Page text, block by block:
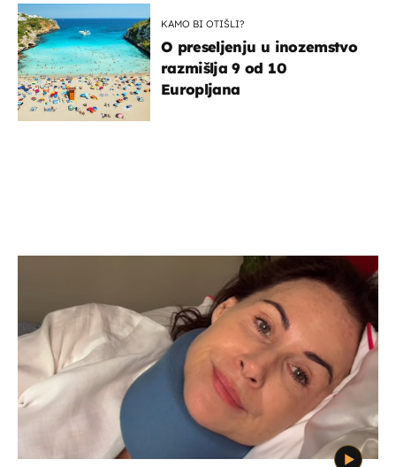
KAMO BI OTIŠLI?
O preseljenju u inozemstvo
razmišlja 9 od 10
Europljana